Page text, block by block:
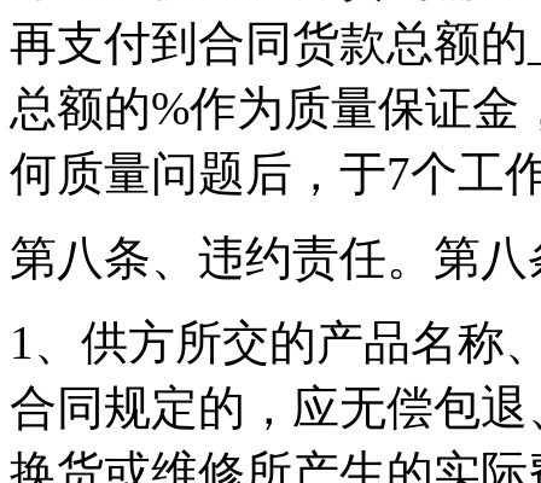
再支付到合同货款总额的
总额的%作为质量保证
何质量问题后，于7个工
第八条、违约责任。第
1、供方所交的产品名称
合同规定的，应无偿包